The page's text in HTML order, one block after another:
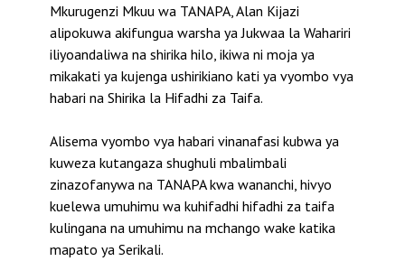
Mkurugenzi Mkuu wa TANAPA, Alan Kijazi
alipokuwa akifungua warsha ya Jukwaa la Wahariri
iliyoandaliwa na shirika hilo, ikiwa ni moja ya
mikakati ya kujenga ushirikiano kati ya vyombo vya
habari na Shirika la Hifadhi za Taifa.
Alisema vyombo vya habari vinanafasi kubwa ya
kuweza kutangaza shughuli mbalimbali
zinazofanywa na TANAPA kwa wananchi, hivyo
kuelewa umuhimu wa kuhifadhi hifadhi za taifa
kulingana na umuhimu na mchango wake katika
mapato ya Serikali.